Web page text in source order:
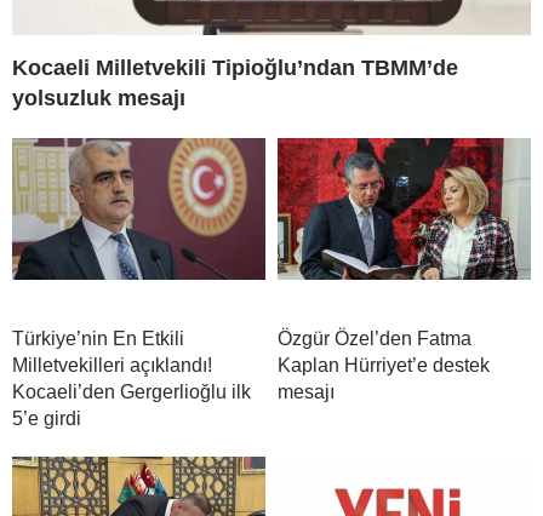
Kocaeli Milletvekili Tipioğlu’ndan TBMM’de
yolsuzluk mesajı
Türkiye’nin En Etkili
Milletvekilleri açıklandı!
Kocaeli’den Gergerlioğlu ilk
5’e girdi
Özgür Özel’den Fatma
Kaplan Hürriyet’e destek
mesajı